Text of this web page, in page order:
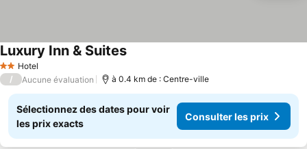
2 Étoiles
Hotel
Luxury Inn & Suites
/ Aucune évaluation à 0.4 km de : Centre-ville
Sélectionnez des dates pour voir
les prix exacts
Consulter les prix